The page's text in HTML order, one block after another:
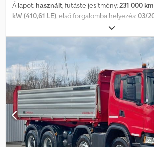
Állapot: használt, futásteljesítmény: 231 000 km
kW (410,61 LE) , első forgalomba helyezés:03/
, össztömeg:
3 tengely, szín:fehér, hajtástípus:automata,
,
, Felszereltség: ABS,
410 / 8x4 BILLENŐPLATÓ + BORDMATIC
állapotban! Gyártási év: 2019
Felszereltség: - ABS Dodpov Ddb Usfx Apmsck
ablakok - Szervokormány - Tachográf
Össztömeg: 34 000 kg Tengelytáv: 200/220/
13R22,5 Felfüggesztés: laprugós Telefon: KUBA
német, olasz SEBASTIAN – Lengyel, német,
Magyar COSTEL – Román? (Románul minden